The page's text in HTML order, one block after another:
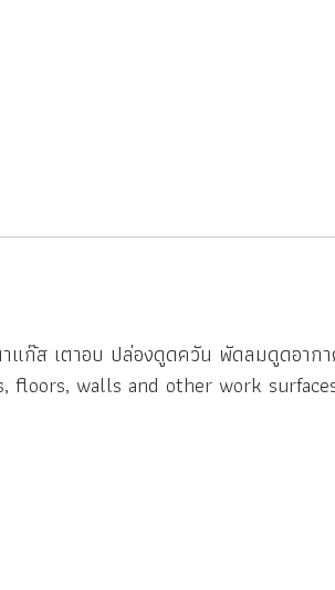
แก๊ส เตาอบ ปล่องดูดควัน พัดลมดูดอา
floors, walls and other work